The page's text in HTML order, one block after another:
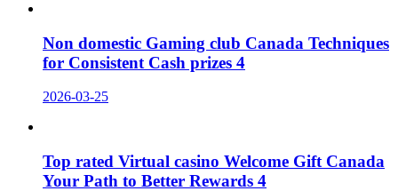
Non domestic Gaming club Canada Techniques
for Consistent Cash prizes 4
2026-03-25
Top rated Virtual casino Welcome Gift Canada
Your Path to Better Rewards 4